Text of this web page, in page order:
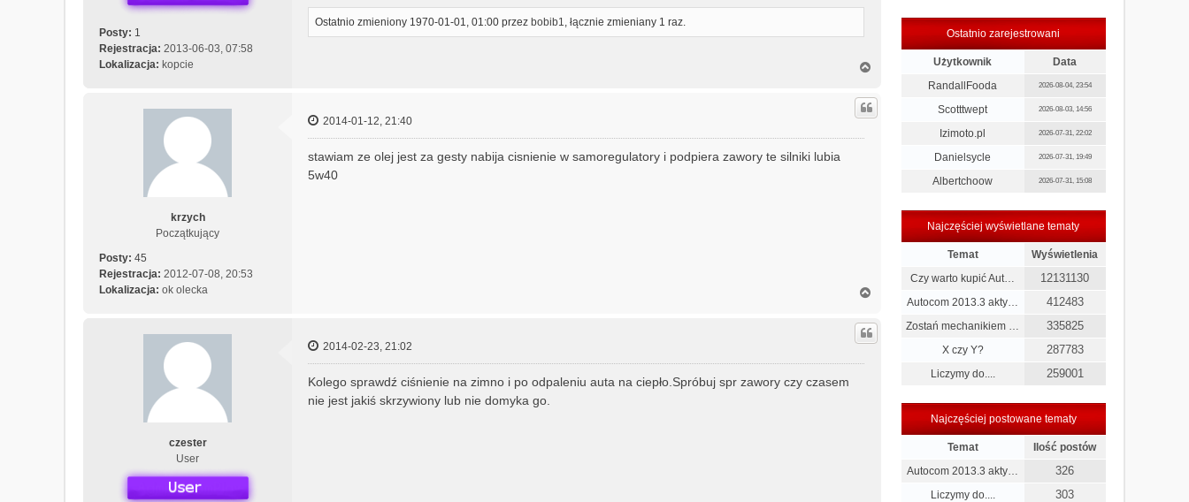
Posty: 1
Rejestracja: 2013-06-03, 07:58
Lokalizacja: kopcie
Ostatnio zmieniony 1970-01-01, 01:00 przez bobib1 , łącznie zmieniany 1 raz.
g
r
krzych
Początkujący
Posty: 45
Rejestracja: 2012-07-08, 20:53
Lokalizacja: ok olecka
2014-01-12, 21:40
stawiam ze olej jest za gesty nabija cisnienie w samoregulatory i podpiera zawory te silniki lubia
5w40
g
r
czester
User
2014-02-23, 21:02
Kolego sprawdź ciśnienie na zimno i po odpaleniu auta na ciepło.Spróbuj spr zawory czy czasem
nie jest jakiś skrzywiony lub nie domyka go.
Ostatnio zarejestrowani
Użytkownik
Data
RandallFooda
2026-08-04, 23:54
Scotttwept 2026-08-03, 14:56
Izimoto.pl 2026-07-31, 22:02
Danielsycle 2026-07-31, 19:49
Albertchoow 2026-07-31, 15:08
Najczęściej wyświetlane tematy
Temat
Wyświetlenia
Czy warto kupić Aut…
12131130
Autocom 2013.3 akty… 412483
Zostań mechanikiem … 335825
X czy Y? 287783
Liczymy do.... 259001
Najczęściej postowane tematy
Temat
Ilość postów
Autocom 2013.3 akty…
326
Liczymy do.... 303